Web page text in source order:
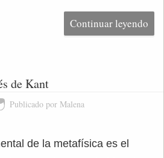
Continuar leyendo
de Kant
Publicado por Malena
de la metafísica es el